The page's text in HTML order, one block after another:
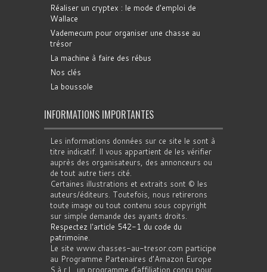
Réaliser un cryptex : le mode d'emploi de
Wallace
Vademecum pour organiser une chasse au
trésor
La machine à faire des rébus
Nos clés
La boussole
INFORMATIONS IMPORTANTES
Les informations données sur ce site le sont à
titre indicatif. Il vous appartient de les vérifier
auprès des organisateurs, des annonceurs ou
de tout autre tiers cité.
Certaines illustrations et extraits sont © les
auteurs/éditeurs. Toutefois, nous retirerons
toute image ou tout contenu sous copyright
sur simple demande des ayants droits.
Respectez l'article 542-1 du code du
patrimoine.
Le site www.chasses-au-tresor.com participe
au Programme Partenaires d’Amazon Europe
S.à r.l., un programme d’affiliation conçu pour